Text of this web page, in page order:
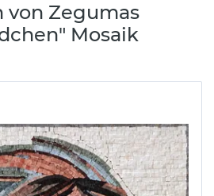
von Zegumas
Mosaik